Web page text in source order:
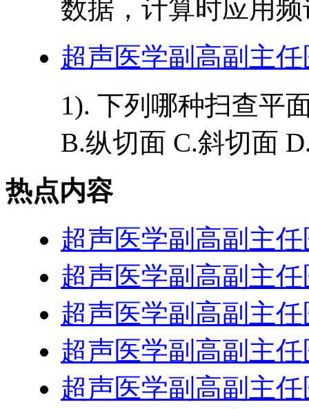
数据，计算时应用
超声医学副高副主
1). 下列哪种扫查平
B.纵切面 C.斜切面
热点内容
超声医学副高副主
超声医学副高副主
超声医学副高副主
超声医学副高副主
超声医学副高副主